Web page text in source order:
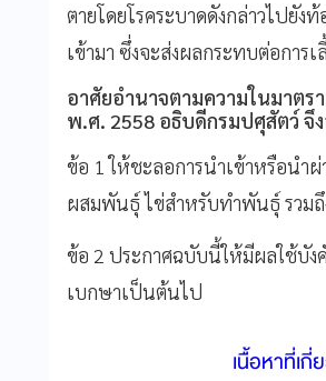
ตายโดยโรคระบาดดังกล่าวไปยัง
เข้ามา ซึ่งจะส่งผลกระทบต่อกา
อาศัยอํานาจตามความในมาต
พ.ศ. 2558 อธิบดีกรมปศุสัตว์ จึ
ข้อ 1 ให้ชะลอการนําเข้าหรือนำ
ผสมพันธุ์ ไข่สำหรับทำพันธุ์ รวม
ข้อ 2 ประกาศฉบับนี้ให้มีผลใช้บัง
เบกษาเป็นต้นไป
เนื้อหาที่เกี่